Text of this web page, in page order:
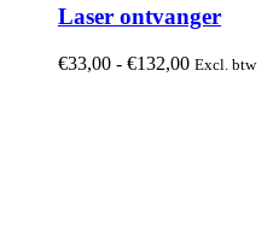
heeft
meerdere
variaties.
Deze
Laser ontvanger
€33,00 - €132,00Prijsklasse:
Excl. btw